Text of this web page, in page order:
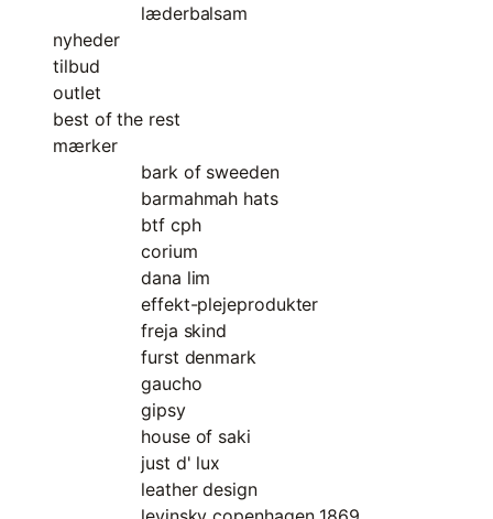
læderbalsam
nyheder
tilbud
outlet
best of the rest
mærker
bark of sweeden
barmahmah hats
btf cph
corium
dana lim
effekt-plejeprodukter
freja skind
furst denmark
gaucho
gipsy
house of saki
just d' lux
leather design